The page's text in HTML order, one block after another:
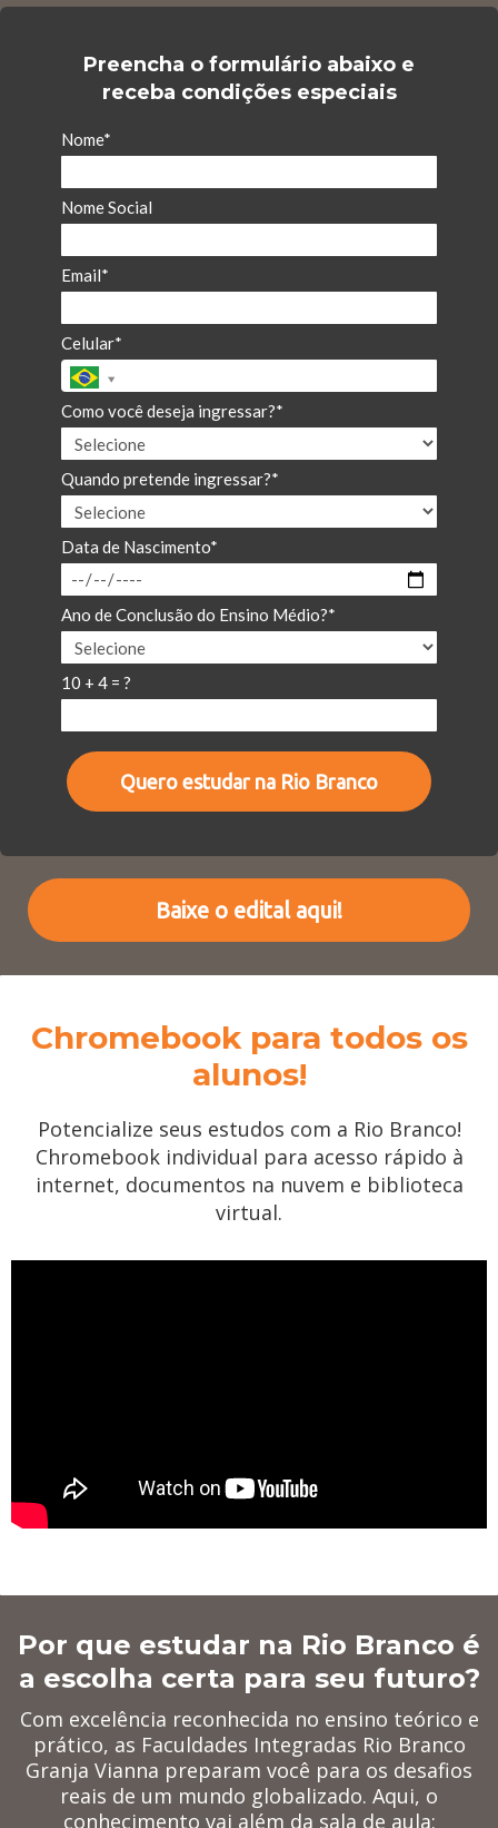
Preencha o formulário abaixo e
receba condições especiais
Nome*
Nome Social
Email*
Celular*
Como você deseja ingressar?*
Quando pretende ingressar?*
Data de Nascimento*
Ano de Conclusão do Ensino Médio?*
10 + 4 = ?
Quero estudar na Rio Branco
Baixe o edital aqui!
Chromebook para todos os
alunos!
Potencialize seus estudos com a Rio Branco!
Chromebook individual para acesso rápido à
internet, documentos na nuvem e biblioteca
virtual.
Por que estudar na Rio Branco é
a escolha certa para seu futuro?
Com excelência reconhecida no ensino teórico e
prático, as Faculdades Integradas Rio Branco
Granja Vianna preparam você para os desafios
reais de um mundo globalizado. Aqui, o
conhecimento vai além da sala de aula: